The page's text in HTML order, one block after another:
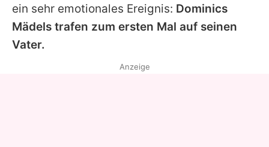
ein sehr emotionales Ereignis: Dominics
Mädels trafen zum ersten Mal auf seinen
Vater.
Anzeige